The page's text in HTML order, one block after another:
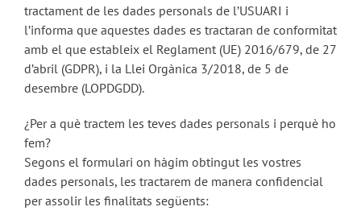
tractament de les dades personals de l’USUARI i
l’informa que aquestes dades es tractaran de conformitat
amb el que estableix el Reglament (UE) 2016/679, de 27
d’abril (GDPR), i la Llei Orgànica 3/2018, de 5 de
desembre (LOPDGDD).
¿Per a què tractem les teves dades personals i perquè ho
fem?
Segons el formulari on hàgim obtingut les vostres
dades personals, les tractarem de manera confidencial
per assolir les finalitats següents: